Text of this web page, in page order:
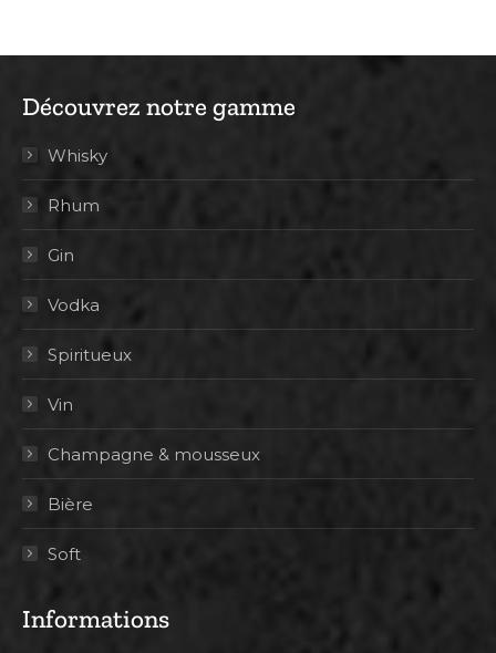
Découvrez notre gamme
Whisky
Rhum
Gin
Vodka
Spiritueux
Vin
Champagne & mousseux
Bière
Soft
Informations